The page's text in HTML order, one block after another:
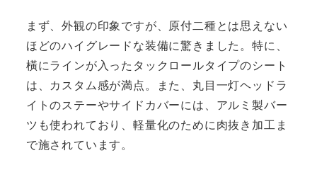
まず、外観の印象ですが、原付二種とは思えない
ほどのハイグレードな装備に驚きました。特に、
橫にラインが入ったタックロールタイプのシート
は、カスタム感が満点。また、丸目一灯ヘッドラ
イトのステーやサイドカバーには、アルミ製バー
ツも使われており、軽量化のために肉抜き加工ま
で施されています。